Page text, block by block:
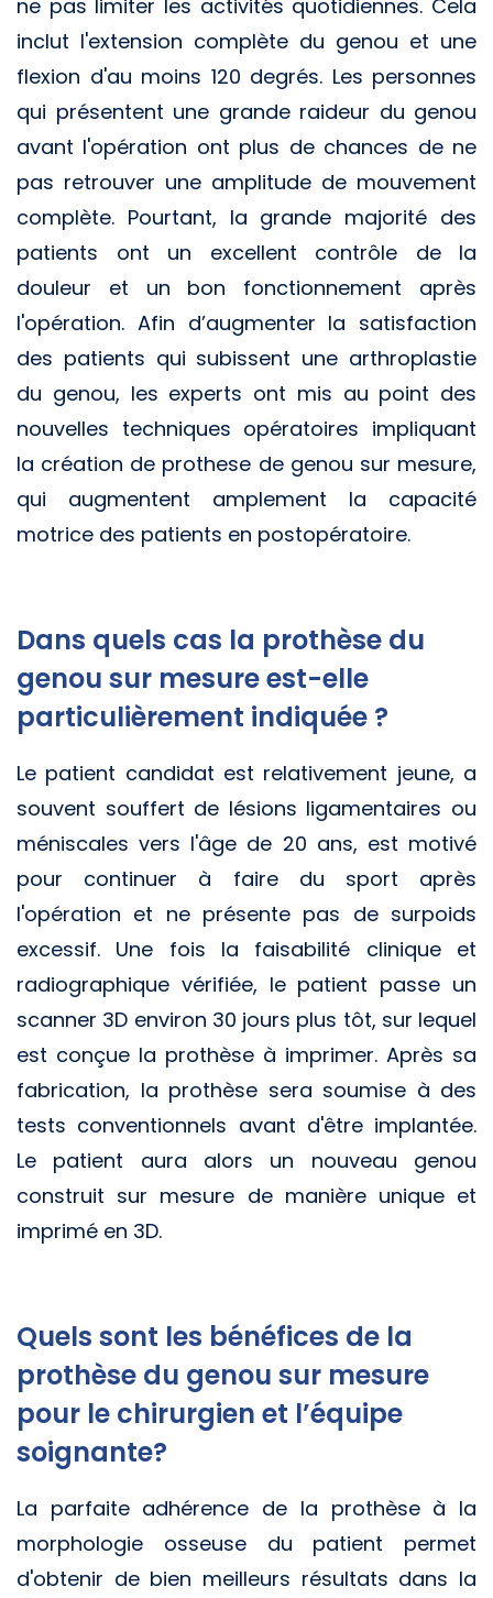
ne pas limiter les activités quotidiennes. Cela
inclut l'extension complète du genou et une
flexion d'au moins 120 degrés. Les personnes
qui présentent une grande raideur du genou
avant l'opération ont plus de chances de ne
pas retrouver une amplitude de mouvement
complète. Pourtant, la grande majorité des
patients ont un excellent contrôle de la
douleur et un bon fonctionnement après
l'opération. Afin d’augmenter la satisfaction
des patients qui subissent une arthroplastie
du genou, les experts ont mis au point des
nouvelles techniques opératoires impliquant
la création de prothese de genou sur mesure,
qui augmentent amplement la capacité
motrice des patients en postopératoire.
Dans quels cas la prothèse du
genou sur mesure est-elle
particulièrement indiquée ?
Le patient candidat est relativement jeune, a
souvent souffert de lésions ligamentaires ou
méniscales vers l'âge de 20 ans, est motivé
pour continuer à faire du sport après
l'opération et ne présente pas de surpoids
excessif. Une fois la faisabilité clinique et
radiographique vérifiée, le patient passe un
scanner 3D environ 30 jours plus tôt, sur lequel
est conçue la prothèse à imprimer. Après sa
fabrication, la prothèse sera soumise à des
tests conventionnels avant d'être implantée.
Le patient aura alors un nouveau genou
construit sur mesure de manière unique et
imprimé en 3D.
Quels sont les bénéfices de la
prothèse du genou sur mesure
pour le chirurgien et l’équipe
soignante?
La parfaite adhérence de la prothèse à la
morphologie osseuse du patient permet
d'obtenir de bien meilleurs résultats dans la